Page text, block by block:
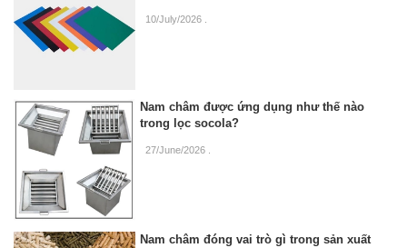
10/July/2026
Nam châm được ứng dụng như thế nào
trong lọc socola?
27/June/2026
Nam châm đóng vai trò gì trong sản xuất